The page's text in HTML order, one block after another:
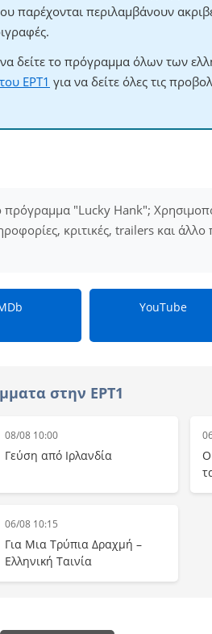
παρέχονται περιλαμβάνουν
δείτε το πρόγραμμα όλων των
ΕΡΤ1 για να δείτε όλες τις
πρόγραμμα "Lucky Hank";
κριτικές, trailers και άλλο
YouTube
στην ΕΡΤ1
08/08 10:00
Γεύση από Ιρλανδία
Ο
06/08 10:15
Για Μια Τρύπια Δραχμή –
Ελληνική Ταινία